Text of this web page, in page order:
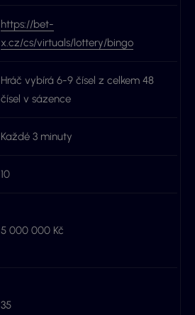
https://bet-
x.cz/cs/virtuals/lottery/bingo
Hráč vybírá 6-9 čísel z celkem 48
čísel v sázence
Každé 3 minuty
10
5 000 000 Kč
35